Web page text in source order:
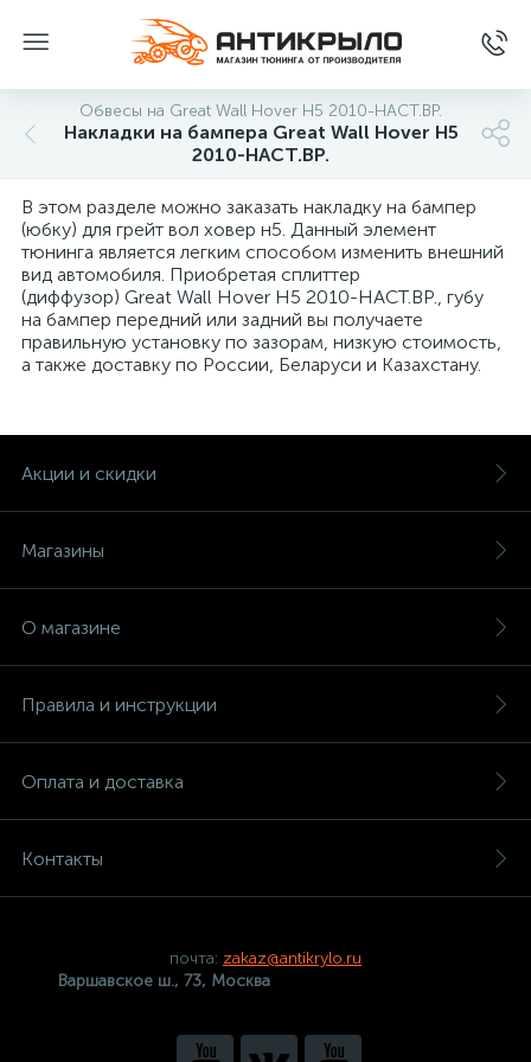
Обвесы на Great Wall Hover H5 2010-НАСТ.ВР.
Накладки на бампера Great Wall Hover H5
2010-НАСТ.ВР.
В этом разделе можно заказать накладку на бампер
(юбку) для грейт вол ховер н5. Данный элемент
тюнинга является легким способом изменить внешний
вид автомобиля. Приобретая сплиттер
(диффузор) Great Wall Hover H5 2010-НАСТ.ВР., губу
на бампер передний или задний вы получаете
правильную установку по зазорам, низкую стоимость,
а также доставку по России, Беларуси и Казахстану.
Акции и скидки
Магазины
О магазине
Правила и инструкции
Оплата и доставка
Контакты
почта: zakaz@antikrylo.ru
Варшавское ш., 73, Москва